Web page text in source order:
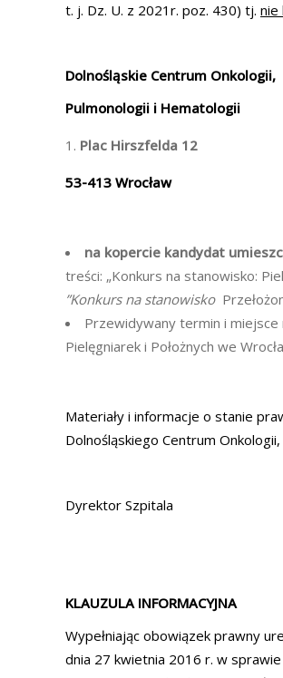
t. j. Dz. U. z 2021r. poz. 430) tj. nie
Dolnośląskie Centrum Onkologii,
Pulmonologii i Hematologii
Plac Hirszfelda 12
53-413 Wrocław
na kopercie kandydat
treści: „Konkurs na stanowisko:
”Konkurs na stanowisko
Przewidywany termin i
Pielęgniarek i Położnych we
Materiały i informacje o stanie
Dolnośląskiego Centrum
Dyrektor Szpitala
KLAUZULA INFORMACYJNA
Wypełniając obowiązek prawny
dnia 27 kwietnia 2016 r. w